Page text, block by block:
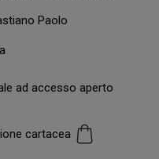
Paolo
ad accesso aperto
cartacea